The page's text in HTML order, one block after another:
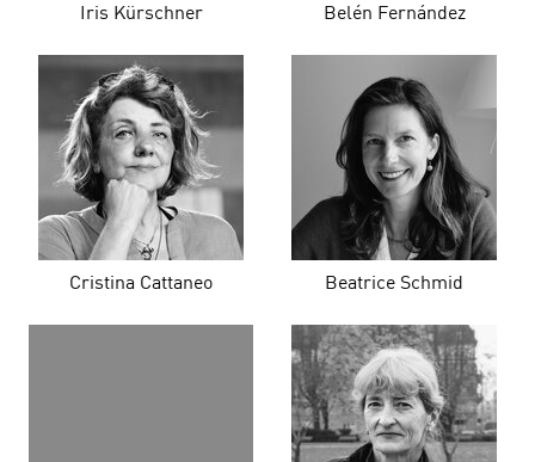
Iris Kürschner Belén Fernández
Cristina Cattaneo Beatrice Schmid